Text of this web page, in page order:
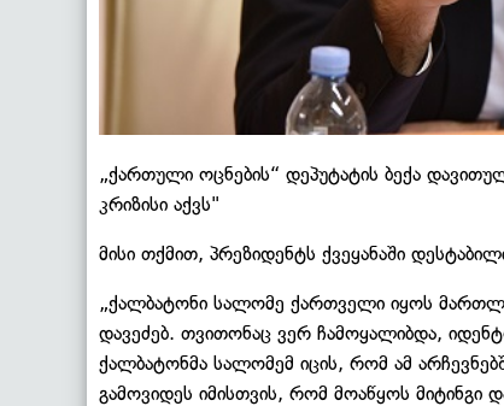
„ქართული ოცნების“ დეპუტატის ბექა
კრიზისი აქვს"
მისი თქმით, პრეზიდენტს ქვეყანაში
„ქალბატონი სალომე ქართველი იყოს
დავეძებ. თვითონაც ვერ ჩამოყალიბდა,
ქალბატონმა სალომემ იცის, რომ ამ
გამოვიდეს იმისთვის, რომ მოაწყოს მიტინგი